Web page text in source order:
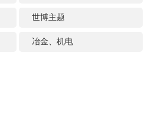
世博主题
冶金、机电